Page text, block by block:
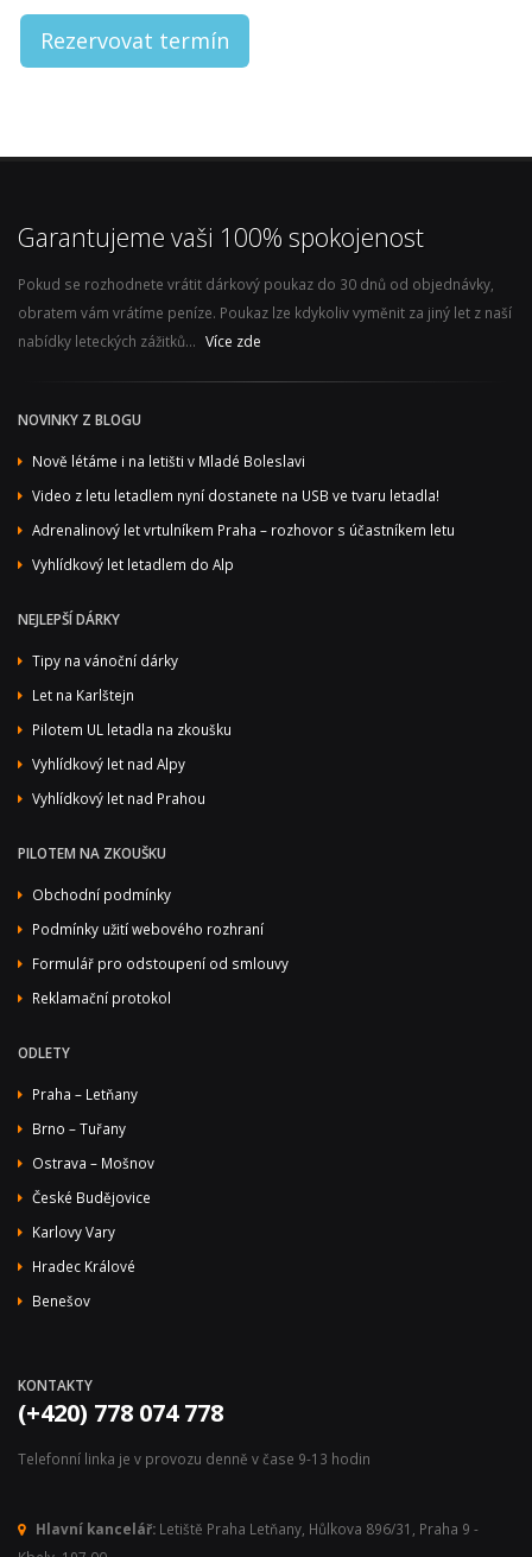
Rezervovat termín
Garantujeme vaši 100% spokojenost
Pokud se rozhodnete vrátit dárkový poukaz do 30 dnů od objednávky,
obratem vám vrátíme peníze. Poukaz lze kdykoliv vyměnit za jiný let z naší
nabídky leteckých zážitků... Více zde
NOVINKY Z BLOGU
Nově létáme i na letišti v Mladé Boleslavi
Video z letu letadlem nyní dostanete na USB ve tvaru letadla!
Adrenalinový let vrtulníkem Praha – rozhovor s účastníkem letu
Vyhlídkový let letadlem do Alp
NEJLEPŠÍ DÁRKY
Tipy na vánoční dárky
Let na Karlštejn
Pilotem UL letadla na zkoušku
Vyhlídkový let nad Alpy
Vyhlídkový let nad Prahou
PILOTEM NA ZKOUŠKU
Obchodní podmínky
Podmínky užití webového rozhraní
Formulář pro odstoupení od smlouvy
Reklamační protokol
ODLETY
Praha – Letňany
Brno – Tuřany
Ostrava – Mošnov
České Budějovice
Karlovy Vary
Hradec Králové
Benešov
KONTAKTY
(+420) 778 074 778
Telefonní linka je v provozu denně v čase 9-13 hodin
Hlavní kancelář: Letiště Praha Letňany, Hůlkova 896/31, Praha 9 -